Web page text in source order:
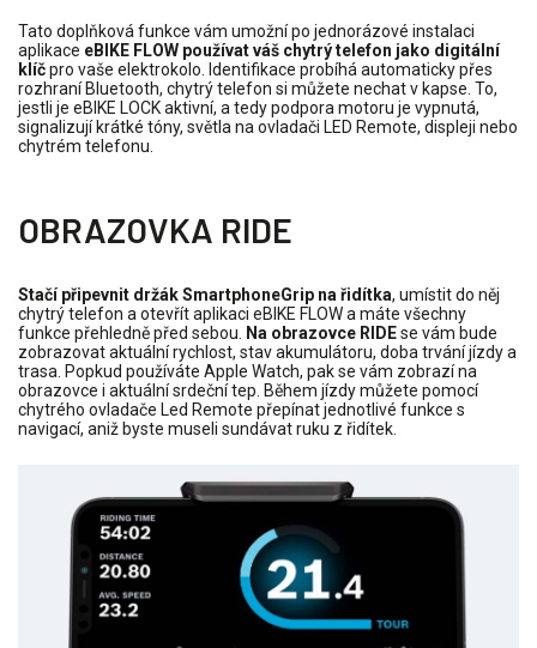
Tato doplňková funkce vám umožní po jednorázové instalaci
aplikace eBIKE FLOW používat váš chytrý telefon jako digitální
klíčpro vaše elektrokolo. Identifikace probíhá automaticky přes
rozhraní Bluetooth, chytrý telefon si můžete nechat v kapse. To,
jestli je eBIKE LOCK aktivní, a tedy podpora motoru je vypnutá,
signalizují krátké tóny, světla na ovladači LED Remote, displeji nebo
chytrém telefonu.
OBRAZOVKA RIDE
Stačí připevnit držák SmartphoneGrip na řidítka, umístit do něj
chytrý telefon a otevřít aplikaci eBIKE FLOW a máte všechny
funkce přehledně před sebou.
Na obrazovce RIDEse vám bude
zobrazovat aktuální rychlost, stav akumulátoru, doba trvání jízdy a
trasa. Popkud používáte Apple Watch, pak se vám zobrazí na
obrazovce i aktuální srdeční tep. Během jízdy můžete pomocí
chytrého ovladače Led Remote přepínat jednotlivé funkce s
navigací, aniž byste museli sundávat ruku z řidítek.